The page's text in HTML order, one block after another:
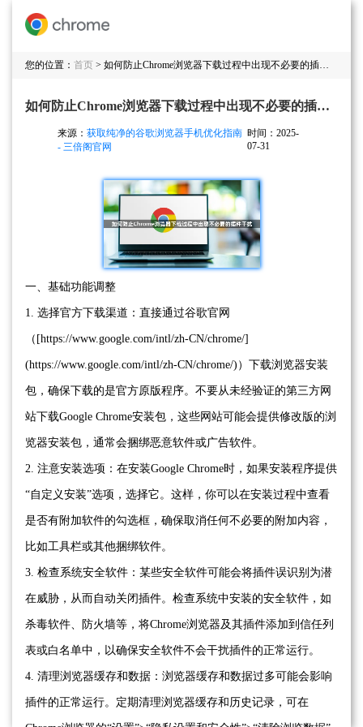
您的位置： 首页 > 如何防止Chrome浏览器下载过程中出现不必要的插件干扰
如何防止Chrome浏览器下载过程中出现不必要的插件干扰
来源： 获取纯净的谷歌浏览器手机优化指南
- 三倍阁官网
时间：2025-
07-31
一、基础功能调整
1. 选择官方下载渠道：直接通过谷歌官网
（[https://www.google.com/intl/zh-CN/chrome/]
(https://www.google.com/intl/zh-CN/chrome/)）下载浏览器安装
包，确保下载的是官方原版程序。不要从未经验证的第三方网
站下载Google Chrome安装包，这些网站可能会提供修改版的浏
览器安装包，通常会捆绑恶意软件或广告软件。
2. 注意安装选项：在安装Google Chrome时，如果安装程序提供
“自定义安装”选项，选择它。这样，你可以在安装过程中查看
是否有附加软件的勾选框，确保取消任何不必要的附加内容，
比如工具栏或其他捆绑软件。
3. 检查系统安全软件：某些安全软件可能会将插件误识别为潜
在威胁，从而自动关闭插件。检查系统中安装的安全软件，如
杀毒软件、防火墙等，将Chrome浏览器及其插件添加到信任列
表或白名单中，以确保安全软件不会干扰插件的正常运行。
4. 清理浏览器缓存和数据：浏览器缓存和数据过多可能会影响
插件的正常运行。定期清理浏览器缓存和历史记录，可在